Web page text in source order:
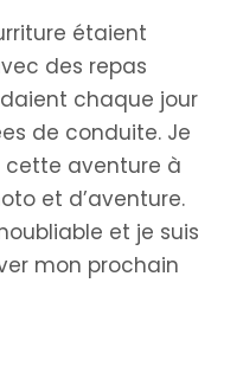
étaient
des repas
chaque jour
de conduite. Je
aventure à
et d’aventure.
et je suis
mon prochain